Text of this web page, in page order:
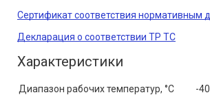
Сертификат соответствия нормативным
Декларация о соответствии ТР ТС
Характеристики
Диапазон рабочих температур, °С
-